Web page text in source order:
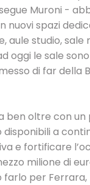
Muroni -
spazi
studio,
oggi le sale
di far della
ben oltre con
a
e fortificare
milione di
farlo per